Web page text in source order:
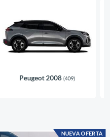
Peugeot 2008 (409)
NUEVA OFERTA